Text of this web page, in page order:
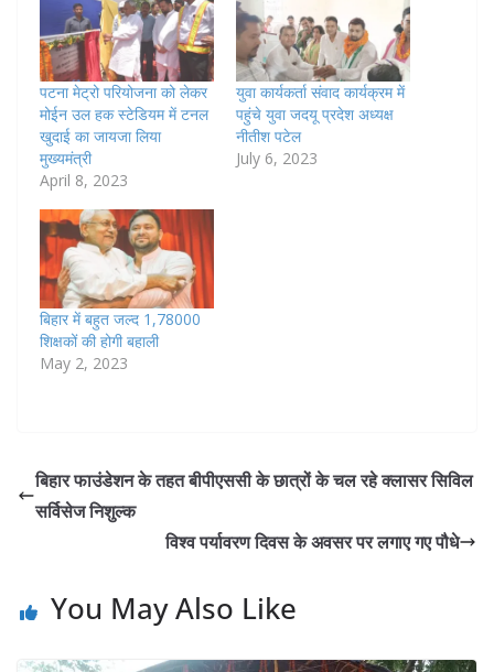
पटना मेट्रो परियोजना को लेकर
मोईन उल हक स्टेडियम में टनल
खुदाई का जायजा लिया
मुख्यमंत्री
April 8, 2023
युवा कार्यकर्ता संवाद कार्यक्रम में
पहुंचे युवा जदयू प्रदेश अध्यक्ष
नीतीश पटेल
July 6, 2023
बिहार में बहुत जल्द 1,78000
शिक्षकों की होगी बहाली
May 2, 2023
बिहार फाउंडेशन के तहत बीपीएससी के छात्रों के चल रहे क्लासर सिविल
सर्विसेज निशुल्क
विश्व पर्यावरण दिवस के अवसर पर लगाए गए पौधे
You May Also Like